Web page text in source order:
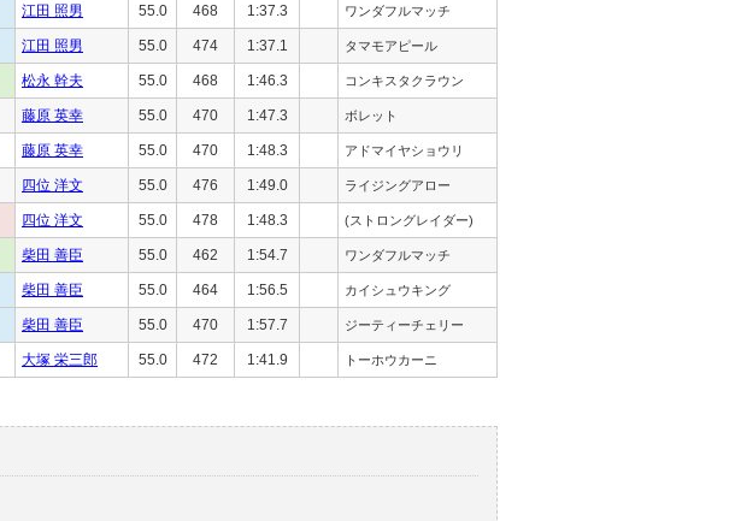
江田 照男 55.0 468 1:37.3 ワンダフルマッチ
江田 照男 55.0 474 1:37.1 タマモアピール
松永 幹夫 55.0 468 1:46.3 コンキスタクラウン
藤原 英幸 55.0 470 1:47.3 ボレット
藤原 英幸 55.0 470 1:48.3 アドマイヤショウリ
四位 洋文 55.0 476 1:49.0 ライジングアロー
四位 洋文 55.0 478 1:48.3 (ストロングレイダー)
柴田 善臣 55.0 462 1:54.7 ワンダフルマッチ
柴田 善臣 55.0 464 1:56.5 カイシュウキング
柴田 善臣 55.0 470 1:57.7 ジーティーチェリー
大塚 栄三郎 55.0 472 1:41.9 トーホウカーニ